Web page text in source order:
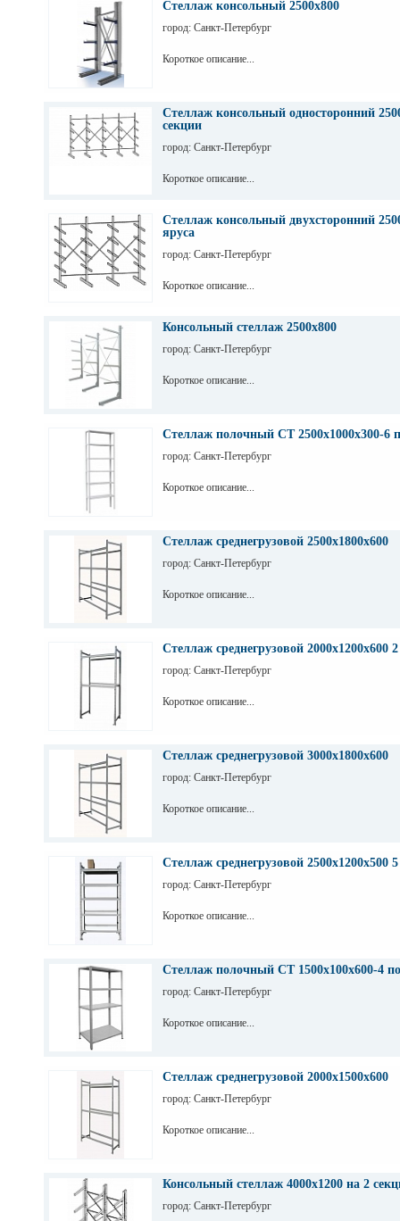
Стеллаж консольный 2500х800
город: Санкт-Петербург
Короткое описание...
Стеллаж консольный односторонний
секции
город: Санкт-Петербург
Короткое описание...
Стеллаж консольный двухсторонний
яруса
город: Санкт-Петербург
Короткое описание...
Консольный стеллаж 2500х800
город: Санкт-Петербург
Короткое описание...
Стеллаж полочный СТ 2500х1000х300-6
город: Санкт-Петербург
Короткое описание...
Стеллаж среднегрузовой 2500х1800х600
город: Санкт-Петербург
Короткое описание...
Стеллаж среднегрузовой 2000х1200х600
город: Санкт-Петербург
Короткое описание...
Стеллаж среднегрузовой 3000х1800х600
город: Санкт-Петербург
Короткое описание...
Стеллаж среднегрузовой 2500х1200х500
город: Санкт-Петербург
Короткое описание...
Стеллаж полочный СТ 1500х100х600-4
город: Санкт-Петербург
Короткое описание...
Стеллаж среднегрузовой 2000х1500х600
город: Санкт-Петербург
Короткое описание...
Консольный стеллаж 4000х1200 на 2
город: Санкт-Петербург